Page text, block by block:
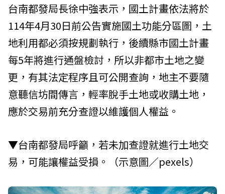
台南都發局長徐中強表示，國土計畫依法將於
114年4月30日前公告實施國土功能分區圖，土
地利用都必須按規劃執行，後續縣市國土計畫
每5年將進行通盤檢討，所以非都市土地之變
更，有其法定程序且可公開查詢，地主不要隨
意聽信坊間傳言，輕率脫手土地或收購土地，
應於交易前充分查證以維護個人權益。
▼台南都發局呼籲，若未加查證就進行土地交
易，可能讓權益受損。（示意圖／pexels）